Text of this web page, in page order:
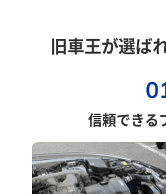
旧車王が選ば
信頼できる